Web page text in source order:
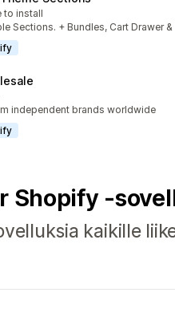
to install
Sections. + Bundles, Cart Drawer
independent brands worldwide
Shopify
kaikille